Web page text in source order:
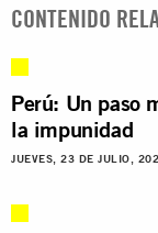
CONTENIDO
Perú: Un paso
la impunidad
JUEVES, 23 DE JULIO,